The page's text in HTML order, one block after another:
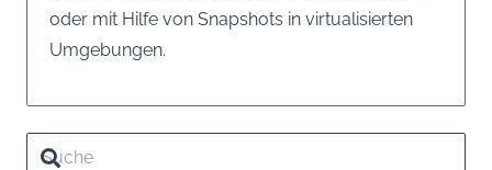
oder mit Hilfe von Snapshots in virtualisierten
Umgebungen.